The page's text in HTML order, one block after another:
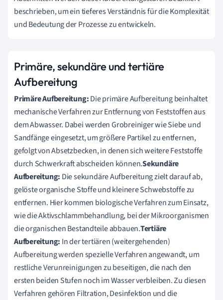
beschrieben, um ein tieferes Verständnis für die Komplexität
und Bedeutung der Prozesse zu entwickeln.
Primäre, sekundäre und tertiäre
Aufbereitung
Primäre Aufbereitung:Die primäre Aufbereitung beinhaltet
mechanische Verfahren zur Entfernung von Feststoffen aus
dem Abwasser. Dabei werden Grobreiniger wie Siebe und
Sandfänge eingesetzt, um größere Partikel zu entfernen,
gefolgt von Absetzbecken, in denen sich weitere Feststoffe
durch Schwerkraft abscheiden können.Sekundäre
Aufbereitung: Die sekundäre Aufbereitung zielt darauf ab,
gelöste organische Stoffe und kleinere Schwebstoffe zu
entfernen. Hier kommen biologische Verfahren zum Einsatz,
wie die Aktivschlammbehandlung, bei der Mikroorganismen
die organischen Bestandteile abbauen.Tertiäre
Aufbereitung: In der tertiären (weitergehenden)
Aufbereitung werden spezielle Verfahren angewandt, um
restliche Verunreinigungen zu beseitigen, die nach den
ersten beiden Stufen noch im Wasser verbleiben. Zu diesen
Verfahren gehören Filtration, Desinfektion und die